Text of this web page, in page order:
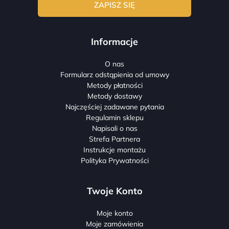
Informacje
O nas
Formularz odstąpienia od umowy
Metody płatności
Metody dostawy
Najczęściej zadawane pytania
Regulamin sklepu
Napisali o nas
Strefa Partnera
Instrukcje montażu
Polityka Prywatności
Twoje Konto
Moje konto
Moje zamówienia